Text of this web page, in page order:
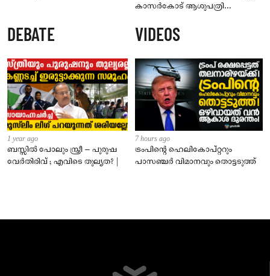
കാസർകോട് ആശുപത്രി
നാട്ടുകാർക്കെതിരെ കേസ്
DEBATE
1 year ago
ബസ്സിൽ പോലും സ്ത്രീ – പുരുഷ
വേർതിരിവ് ; എവിടെ തുല്യത? |
VIDEOS
7 hours ago
ട്രംപിന്റെ ഹെലികോപ്റ്ററും
പാസഞ്ചര്‍ വിമാനവും തൊട്ടടുത്ത്